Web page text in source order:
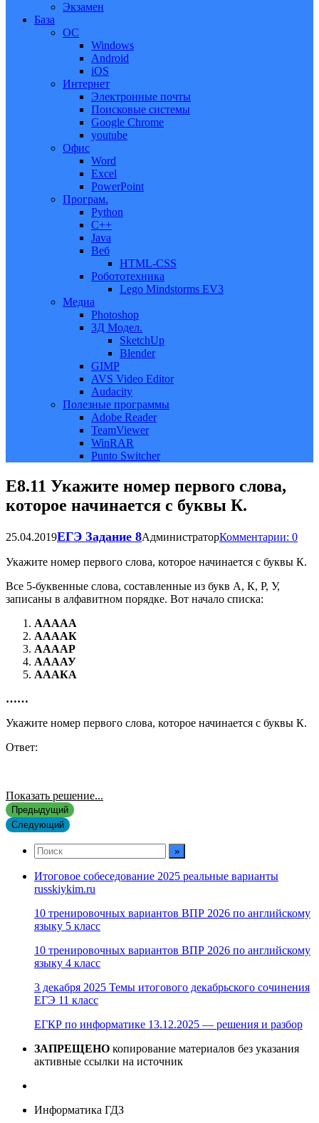
Экзамен
База
ОС
Windows
Android
iOS
Интернет
Электронные почты
Поисковые системы
Google Chrome
youtube
Офис
Word
Excel
PowerPoint
Програм.
Python
C++
Java
Веб
HTML-CSS
Робототехника
Lego Mindstorms EV3
Медиа
Photoshop
3Д Модел.
SketchUp
Blender
GIMP
AVS Video Editor
Audacity
Полезные программы
Adobe Reader
TeamViewer
WinRAR
Punto Switcher
Е8.11 Укажите номер первого слова,
которое начинается с буквы К.
25.04.2019ЕГЭ Задание 8АдминистраторКомментарии: 0
Укажите номер первого слова, которое начинается с буквы К.
Все 5-буквенные слова, составленные из букв А, К, Р, У,
записаны в алфавитном порядке. Вот начало списка:
ААААА
ААААК
ААААР
ААААУ
АААКА
……
Укажите номер первого слова, которое начинается с буквы К.
Ответ:
Показать решение...
Предыдущий
Следующий
Итоговое собеседование 2025 реальные варианты
russkiykim.ru
10 тренировочных вариантов ВПР 2026 по английскому
языку 5 класс
10 тренировочных вариантов ВПР 2026 по английскому
языку 4 класс
3 декабря 2025 Темы итогового декабрьского сочинения
ЕГЭ 11 класс
ЕГКР по информатике 13.12.2025 — решения и разбор
ЗАПРЕЩЕНО копирование материалов без указания
активные ссылки на источник
Информатика ГДЗ